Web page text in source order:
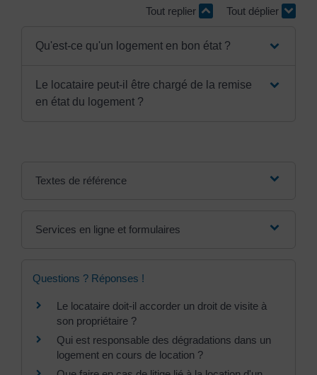
Tout replier
Tout déplier
Qu'est-ce qu'un logement en bon état ?
Le locataire peut-il être chargé de la remise
en état du logement ?
Textes de référence
Services en ligne et formulaires
Questions ? Réponses !
Le locataire doit-il accorder un droit de visite à
son propriétaire ?
Qui est responsable des dégradations dans un
logement en cours de location ?